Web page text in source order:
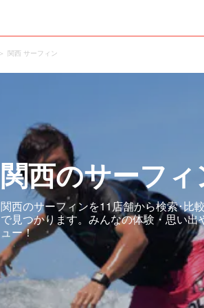
関西 サーフィン
関西のサーフィ
関西のサーフィンを11店舗から検索･比
で見つかります。みんなの体験・思い
ュー！